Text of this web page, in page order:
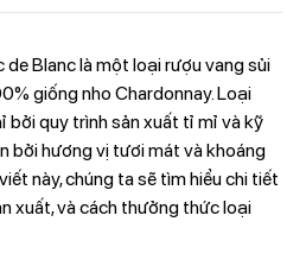
de Blanc là một loại rượu vang sủi
giống nho Chardonnay. Loại
bởi quy trình sản xuất tỉ mỉ và kỹ
bởi hương vị tươi mát và khoáng
này, chúng ta sẽ tìm hiểu chi tiết
xuất, và cách thưởng thức loại